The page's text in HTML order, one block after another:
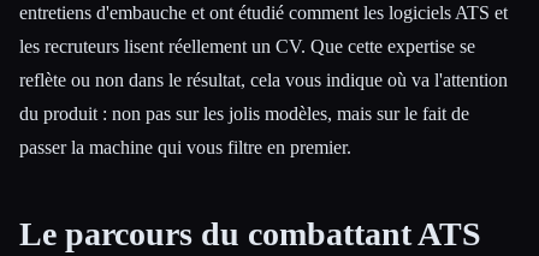
entretiens d'embauche et ont étudié comment les logiciels ATS et
les recruteurs lisent réellement un CV. Que cette expertise se
reflète ou non dans le résultat, cela vous indique où va l'attention
du produit : non pas sur les jolis modèles, mais sur le fait de
passer la machine qui vous filtre en premier.
Le parcours du combattant ATS